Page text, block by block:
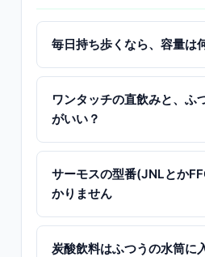
毎日持ち歩くなら、容量は
ワンタッチの直飲みと、ふ
がいい？
サーモスの型番(JNLとか
かりません
炭酸飲料はふつうの水筒に